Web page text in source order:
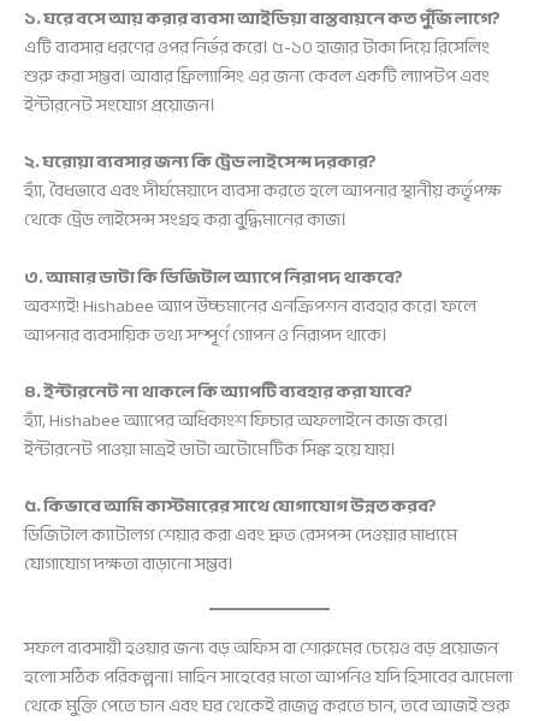
১. ঘরে বসে আয় করার ব্যবসা আইডিয়া বাস্তবায়নে কত পুঁজি লাগে?
এটি ব্যবসার ধরণের ওপর নির্ভর করে। ৫-১০ হাজার টাকা দিয়ে রিসেলিং
শুরু করা সম্ভব। আবার ফ্রিল্যান্সিং এর জন্য কেবল একটি ল্যাপটপ এবং
ইন্টারনেট সংযোগ প্রয়োজন।
২. ঘরোয়া ব্যবসার জন্য কি ট্রেড লাইসেন্স দরকার?
হ্যাঁ, বৈধভাবে এবং দীর্ঘমেয়াদে ব্যবসা করতে হলে আপনার স্থানীয় কর্তৃপক্ষ
থেকে ট্রেড লাইসেন্স সংগ্রহ করা বুদ্ধিমানের কাজ।
৩. আমার ডাটা কি ডিজিটাল অ্যাপে নিরাপদ থাকবে?
অবশ্যই! Hishabee অ্যাপ উচ্চমানের এনক্রিপশন ব্যবহার করে। ফলে
আপনার ব্যবসায়িক তথ্য সম্পূর্ণ গোপন ও নিরাপদ থাকে।
৪. ইন্টারনেট না থাকলে কি অ্যাপটি ব্যবহার করা যাবে?
হ্যাঁ, Hishabee অ্যাপের অধিকাংশ ফিচার অফলাইনে কাজ করে।
ইন্টারনেট পাওয়া মাত্রই ডাটা অটোমেটিক সিঙ্ক হয়ে যায়।
৫. কিভাবে আমি কাস্টমারের সাথে যোগাযোগ উন্নত করব?
ডিজিটাল ক্যাটালগ শেয়ার করা এবং দ্রুত রেসপন্স দেওয়ার মাধ্যমে
যোগাযোগ দক্ষতা বাড়ানো সম্ভব।
সফল ব্যবসায়ী হওয়ার জন্য বড় অফিস বা শোরুমের চেয়েও বড় প্রয়োজন
হলো সঠিক পরিকল্পনা। মাহিন সাহেবের মতো আপনিও যদি হিসাবের ঝামেলা
থেকে মুক্তি পেতে চান এবং ঘর থেকেই রাজত্ব করতে চান, তবে আজই শুরু